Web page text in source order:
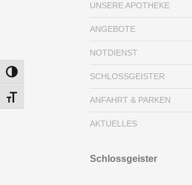
UMSCHALTEN AUF HOHE KONTRASTE
SCHRIFT VERGRÖSSERN
UNSERE APOTHEKE
ANGEBOTE
NOTDIENST
SCHLOSSGEISTER
ANFAHRT & PARKEN
AKTUELLES
Schlossgeister